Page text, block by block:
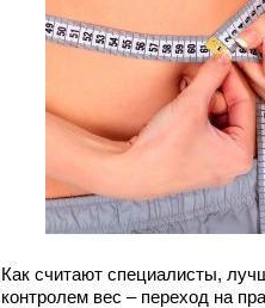
Как считают специалисты,
контролем вес – переход на